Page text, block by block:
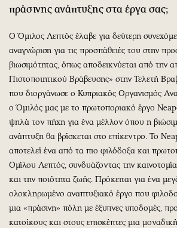
πράσινης ανάπτυξης στα έργα σας;
Ο Όμιλος Λεπτός έλαβε για δεύτερη
αναγνώριση για τις προσπάθειές του στην
βιωσιμότητας, όπως αποδεικνύεται από την
Πιστοποιητικού Βράβευσης» στην Τελετή
που διοργάνωσε ο Κυπριακός Οργανισμός
ο Όμιλός μας με το πρωτοποριακό έργο
ψηλά τον πήχη για ένα μέλλον όπου η
ανάπτυξη θα βρίσκεται στο επίκεντρο. Το
αποτελεί ένα από τα πιο φιλόδοξα και
Ομίλου Λεπτός, συνδυάζοντας την
και την ποιότητα ζωής. Πρόκειται για ένα
ολοκληρωμένο αναπτυξιακό έργο που
μια «πράσινη» πόλη με έξυπνες υποδομές,
κατοίκους και στους επισκέπτες μια